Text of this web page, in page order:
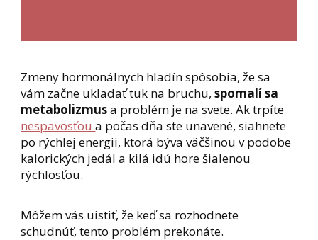
Zmeny hormonálnych hladín spôsobia, že sa
vám začne ukladať tuk na bruchu,spomalí sa
metabolizmusa problém je na svete. Ak trpíte
nespavosťoua počas dňa ste unavené, siahnete
po rýchlej energii, ktorá býva väčšinou v podobe
kalorických jedál a kilá idú hore šialenou
rýchlosťou.
Môžem vás uistiť, že keď sa rozhodnete
schudnúť, tento problém prekonáte.